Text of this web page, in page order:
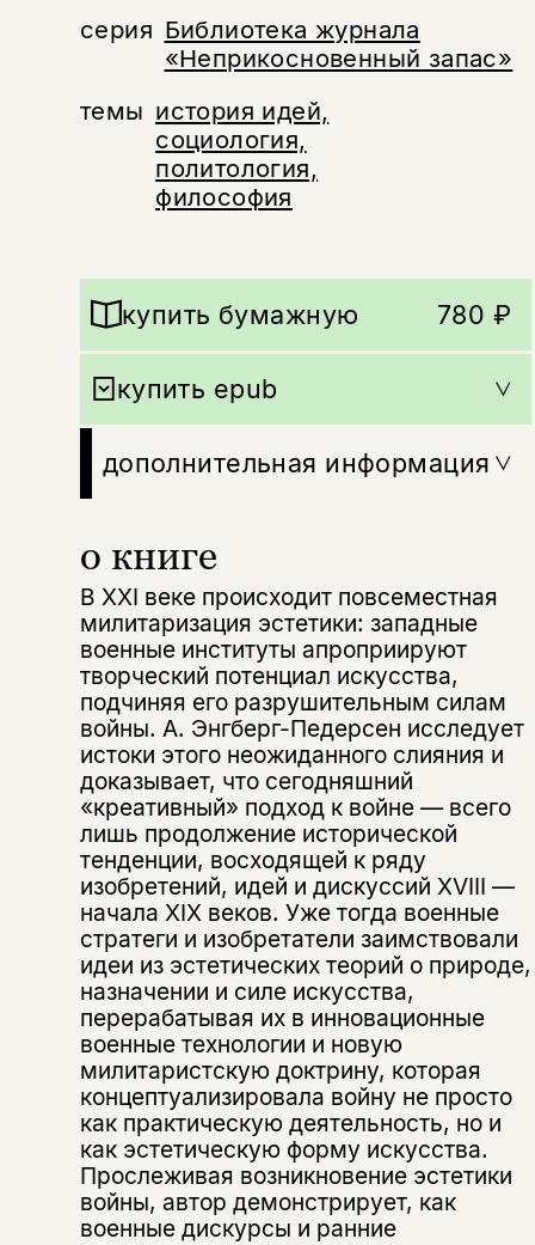
серия Библиотека журнала
«Неприкосновенный запас»
темы история идей,
социология,
политология,
философия
о книге
В XXI веке происходит повсеместная
милитаризация эстетики: западные
военные институты апроприируют
творческий потенциал искусства,
подчиняя его разрушительным силам
войны. А. Энгберг-Педерсен исследует
истоки этого неожиданного слияния и
доказывает, что сегодняшний
«креативный» подход к войне — всего
лишь продолжение исторической
тенденции, восходящей к ряду
изобретений, идей и дискуссий XVIII —
начала XIX веков. Уже тогда военные
стратеги и изобретатели заимствовали
идеи из эстетических теорий о природе,
назначении и силе искусства,
перерабатывая их в инновационные
военные технологии и новую
милитаристскую доктрину, которая
концептуализировала войну не просто
как практическую деятельность, но и
как эстетическую форму искусства.
Прослеживая возникновение эстетики
войны, автор демонстрирует, как
военные дискурсы и ранние
купить бумажную 780 ₽
купить epub
дополнительная информация
Подписка на рассылку
Раз в неделю мы отправляем рассылку
о книгах и событиях «НЛО».
За подписку дарим промокод на
скидку 15%
Этой книги временно
нет в продаже.
Вы можете подписаться на
уведомления, и при поступлении книги
на склад получить письмо на указанный
электронный адрес.
Эта книга
не предназначена для
несовершеннолетних